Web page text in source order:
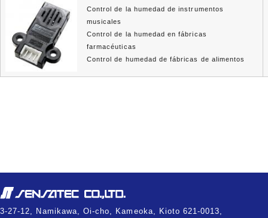
Control de la humedad de instrumentos
musicales
Control de la humedad en fábricas
farmacéuticas
Control de humedad de fábricas de alimentos
3-27-12, Namikawa, Oi-cho, Kameoka, Kioto 621-0013,